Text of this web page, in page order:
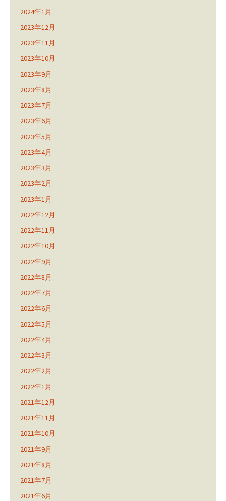
2024年1月
2023年12月
2023年11月
2023年10月
2023年9月
2023年8月
2023年7月
2023年6月
2023年5月
2023年4月
2023年3月
2023年2月
2023年1月
2022年12月
2022年11月
2022年10月
2022年9月
2022年8月
2022年7月
2022年6月
2022年5月
2022年4月
2022年3月
2022年2月
2022年1月
2021年12月
2021年11月
2021年10月
2021年9月
2021年8月
2021年7月
2021年6月